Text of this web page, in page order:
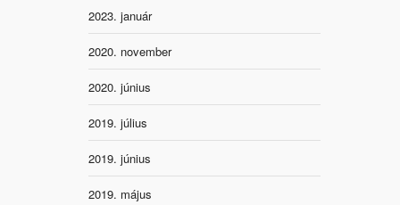
2023. január
2020. november
2020. június
2019. július
2019. június
2019. május